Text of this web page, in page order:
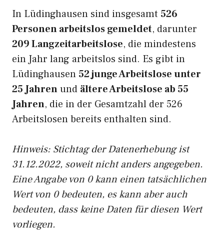
In Lüdinghausen sind insgesamt 526
Personen arbeitslos gemeldet, darunter
209 Langzeitarbeitslose, die mindestens
ein Jahr lang arbeitslos sind. Es gibt in
Lüdinghausen 52 junge Arbeitslose unter
25 Jahrenund ältere Arbeitslose ab 55
Jahren, die in der Gesamtzahl der 526
Arbeitslosen bereits enthalten sind.
Hinweis: Stichtag der Datenerhebung ist
31.12.2022, soweit nicht anders angegeben.
Eine Angabe von 0 kann einen tatsächlichen
Wert von 0 bedeuten, es kann aber auch
bedeuten, dass keine Daten für diesen Wert
vorliegen.